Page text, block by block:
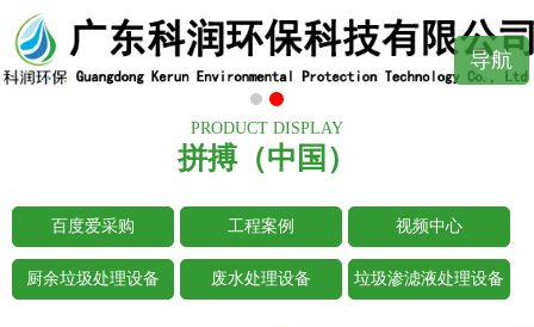
导航
PRODUCT DISPLAY
拼搏（中国）
百度爱采购 工程案例 视频中心
厨余垃圾处理设备 废水处理设备 垃圾渗滤液处理设备